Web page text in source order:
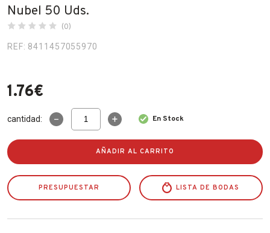
Contacto
Nubel 50 Uds.
(0)
REF: 8411457055970
1.76€
cantidad:
Servilleta
Papel
Rosa
Nubel
50
Uds.
En Stock
AÑADIR AL CARRITO
PRESUPUESTAR LISTA DE BODAS